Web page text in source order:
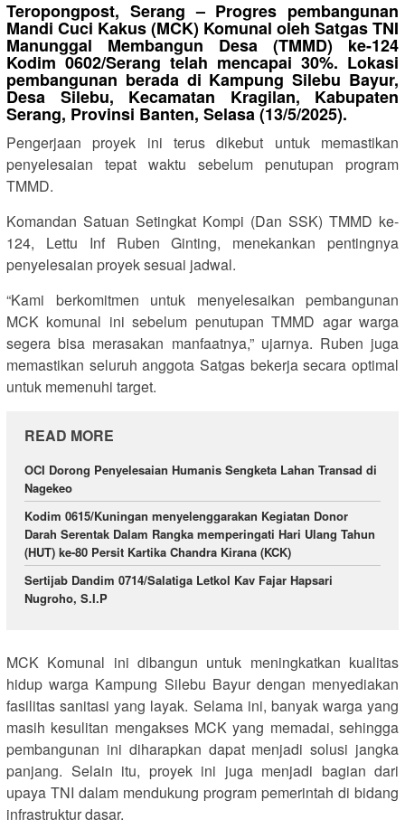
Teropongpost, Serang – Progres pembangunan
Mandi Cuci Kakus (MCK) Komunal oleh Satgas TNI
Manunggal Membangun Desa (TMMD) ke-124
Kodim 0602/Serang telah mencapai 30%. Lokasi
pembangunan berada di Kampung Silebu Bayur,
Desa Silebu, Kecamatan Kragilan, Kabupaten
Serang, Provinsi Banten, Selasa (13/5/2025).
Pengerjaan proyek ini terus dikebut untuk memastikan
penyelesaian tepat waktu sebelum penutupan program
TMMD.
Komandan Satuan Setingkat Kompi (Dan SSK) TMMD ke-
124, Lettu Inf Ruben Ginting, menekankan pentingnya
penyelesaian proyek sesuai jadwal.
“Kami berkomitmen untuk menyelesaikan pembangunan
MCK komunal ini sebelum penutupan TMMD agar warga
segera bisa merasakan manfaatnya,” ujarnya. Ruben juga
memastikan seluruh anggota Satgas bekerja secara optimal
untuk memenuhi target.
READ MORE
OCI Dorong Penyelesaian Humanis Sengketa Lahan Transad di
Nagekeo
Kodim 0615/Kuningan menyelenggarakan Kegiatan Donor
Darah Serentak Dalam Rangka memperingati Hari Ulang Tahun
(HUT) ke-80 Persit Kartika Chandra Kirana (KCK)
Sertijab Dandim 0714/Salatiga Letkol Kav Fajar Hapsari
Nugroho, S.I.P
MCK Komunal ini dibangun untuk meningkatkan kualitas
hidup warga Kampung Silebu Bayur dengan menyediakan
fasilitas sanitasi yang layak. Selama ini, banyak warga yang
masih kesulitan mengakses MCK yang memadai, sehingga
pembangunan ini diharapkan dapat menjadi solusi jangka
panjang. Selain itu, proyek ini juga menjadi bagian dari
upaya TNI dalam mendukung program pemerintah di bidang
infrastruktur dasar.